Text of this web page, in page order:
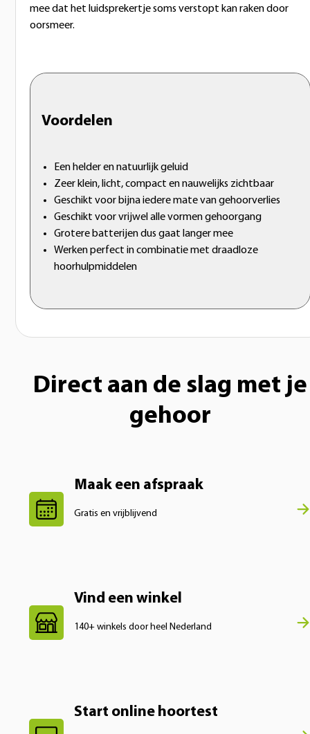
mee dat het luidsprekertje soms verstopt kan raken door
oorsmeer.
Voordelen
Een helder en natuurlijk geluid
Zeer klein, licht, compact en nauwelijks zichtbaar
Geschikt voor bijna iedere mate van gehoorverlies
Geschikt voor vrijwel alle vormen gehoorgang
Grotere batterijen dus gaat langer mee
Werken perfect in combinatie met draadloze
hoorhulpmiddelen
Direct aan de slag met je
gehoor
Maak een afspraak
Gratis en vrijblijvend
Vind een winkel
140+ winkels door heel Nederland
Start online hoortest